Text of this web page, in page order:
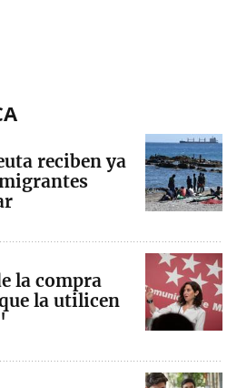
reciben ya
la compra
la utilicen